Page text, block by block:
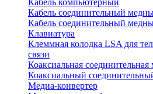
Кабель компьютерный
Кабель соединительный
Кабель соединительный
Клавиатура
Клеммная колодка LSA для
связи
Коаксиальная соединительная
Коаксиальный
Медиа-конвертер